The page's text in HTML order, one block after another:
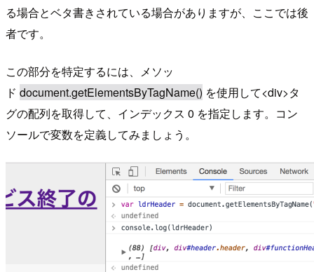
る場合とベタ書きされている場合がありますが、ここでは後
者です。
この部分を特定するには、メソッ
ド document.getElementsByTagName() を使用して<div>タ
グの配列を取得して、インデックス 0 を指定します。コン
ソールで変数を定義してみましょう。